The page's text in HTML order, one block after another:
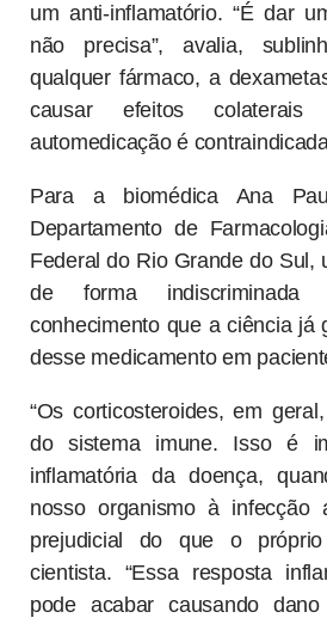
um anti-inflamatório. “É dar
não precisa”, avalia,
qualquer fármaco, a
causar efeitos
automedicação é
Para a biomédica Ana
Departamento de
Federal do Rio Grande do Sul,
de forma
conhecimento que a ciência já
desse medicamento em
“Os corticosteroides, em
do sistema imune. Isso é
inflamatória da doença,
nosso organismo à infecção
prejudicial do que o
cientista. “Essa resposta
pode acabar causando